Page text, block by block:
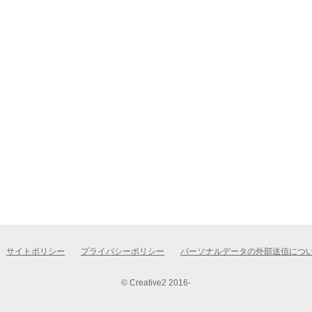
サイトポリシー プライバシーポリシー パーソナルデータの外部送信につ
© Creative2 2016-